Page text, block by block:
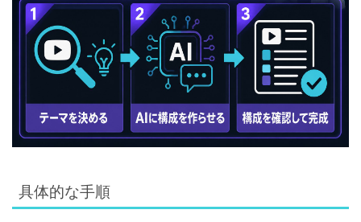
具体的な手順